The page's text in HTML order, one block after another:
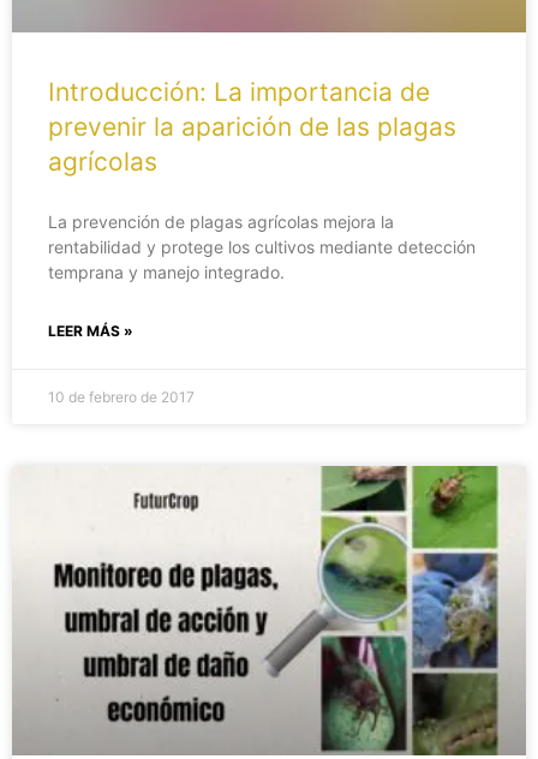
Introducción: La importancia de
prevenir la aparición de las plagas
agrícolas
La prevención de plagas agrícolas mejora la
rentabilidad y protege los cultivos mediante detección
temprana y manejo integrado.
LEER MÁS »
10 de febrero de 2017